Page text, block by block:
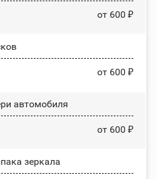
от 600 ₽
от 600 ₽
автомобиля
от 600 ₽
зеркала